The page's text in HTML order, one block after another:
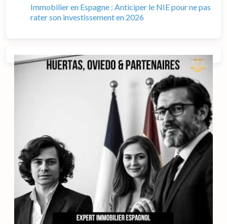
Immobilier en Espagne : Anticiper le NIE pour ne pas
rater son investissement en 2026